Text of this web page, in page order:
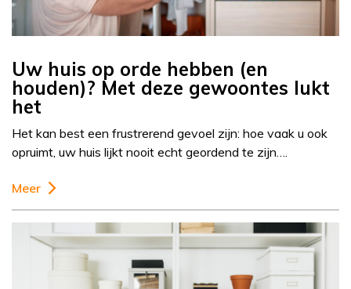
Uw huis op orde hebben (en
houden)? Met deze gewoontes lukt
het
Het kan best een frustrerend gevoel zijn: hoe vaak u ook
opruimt, uw huis lijkt nooit echt geordend te zijn….
Meer